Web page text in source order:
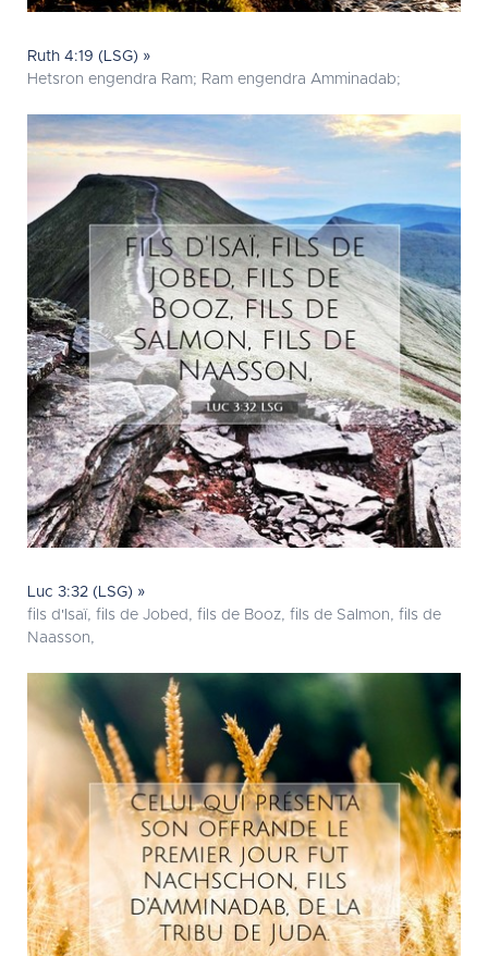
Ruth 4:19 (LSG) »
Hetsron engendra Ram; Ram engendra Amminadab;
Luc 3:32 (LSG) »
fils d'Isaï, fils de Jobed, fils de Booz, fils de Salmon, fils de
Naasson,